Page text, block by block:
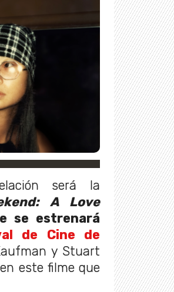
será la
A Love
se estrenará
de Cine de
y Stuart
este filme que